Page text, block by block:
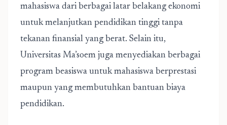
mahasiswa dari berbagai latar belakang ekonomi
untuk melanjutkan pendidikan tinggi tanpa
tekanan finansial yang berat. Selain itu,
Universitas Ma’soem juga menyediakan berbagai
program beasiswa untuk mahasiswa berprestasi
maupun yang membutuhkan bantuan biaya
pendidikan.